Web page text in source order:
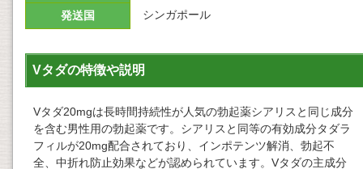
発送国
シンガポール
Vタダの特徴や説明
Vタダ20mgは長時間持続性が人気の勃起薬シアリスと同じ成分
を含む男性用の勃起薬です。シアリスと同等の有効成分タダラ
フィルが20mg配合されており、インポテンツ解消、勃起不
全、中折れ防止効果などが認められています。Vタダの主成分